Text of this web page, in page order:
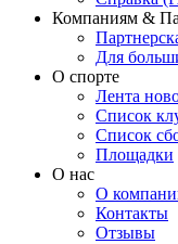
Компаниям &
Для
О спорте
Лента
Список
Список
Площадки
О нас
О
Контакты
Отзывы